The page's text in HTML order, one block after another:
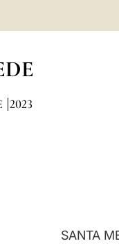
2023
SANTA